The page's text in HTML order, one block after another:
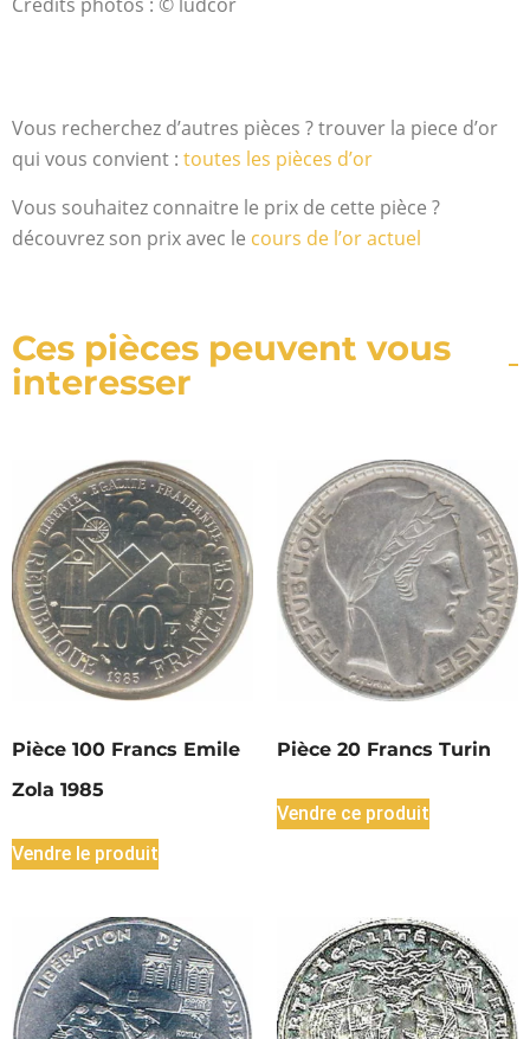
Vous recherchez d’autres pièces ? trouver la piece d’or
qui vous convient : toutes les pièces d’or
Vous souhaitez connaitre le prix de cette pièce ?
découvrez son prix avec le cours de l’or actuel
Ces pièces peuvent vous
interesser
Pièce 100 Francs Emile
Zola 1985
Vendre le produit
Pièce 20 Francs Turin
Vendre ce produit